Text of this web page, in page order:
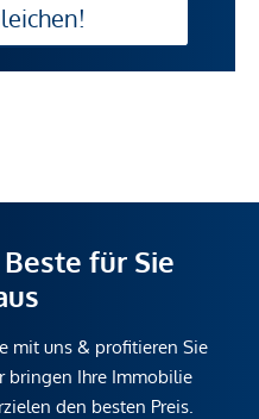
für Sie
mit uns & profitieren Sie
bringen Ihre Immobilie
den besten Preis.